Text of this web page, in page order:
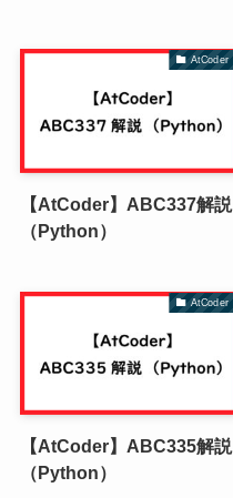
AtCoder
【AtCoder】ABC337解説
（Python）
AtCoder
【AtCoder】ABC335解説
（Python）